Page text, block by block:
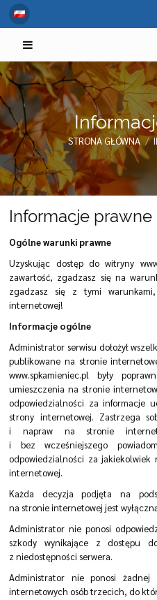
STRONA GŁÓWNA /
Informacje
prawne
Informacje prawne
Ogólne warunki prawne
Uzyskując dostęp do witryny
zawartość, zgadzasz się na
zgadzasz się z tymi
internetowej!
Informacje ogólne
Administrator serwisu dołożył
publikowane na stronie
www.spkamieniec.pl były
umieszczenia na stronie
odpowiedzialności za informacje
strony internetowej. Zastrzega
i napraw na stronie
i bez wcześniejszego
odpowiedzialności za
internetowej.
Każda decyzja podjęta na
na stronie internetowej jest
Administrator nie ponosi
szkody wynikające z dostępu
z niedostępności serwera.
Administrator nie ponosi żadnej
internetowych osób trzecich, do